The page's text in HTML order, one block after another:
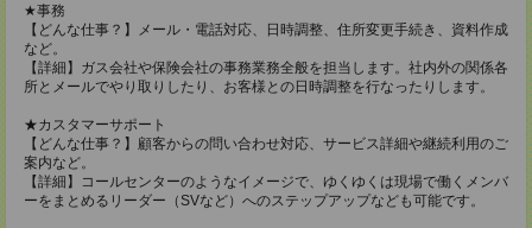
★事務
【どんな仕事？】メール・電話対応、日時調整、住所変更手続き、資料作成
など。
【詳細】ガス会社や保険会社の事務業務全般を担当します。社内外の関係各
所とメールでやり取りしたり、お客様との日時調整を行なったりします。
★カスタマーサポート
【どんな仕事？】顧客からの問い合わせ対応、サービス詳細や継続利用のご
案内など。
【詳細】コールセンターのようなイメージで、ゆくゆくは現場で働くメンバ
ーをまとめるリーダー（SVなど）へのステップアップなども可能です。